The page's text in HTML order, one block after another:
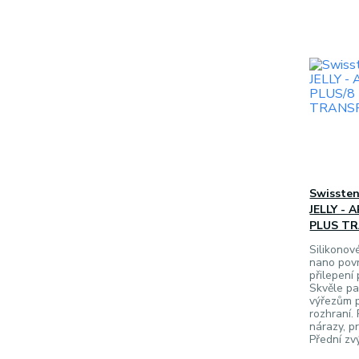
JELLY -
PLUS
nano
přilepení
Skvěle
výřezům
rozhraní.
nárazy,
Přední